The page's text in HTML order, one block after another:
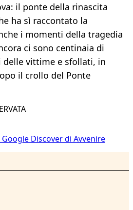
il ponte della rinascita
ha sì raccontato la
i momenti della tragedia
ci sono centinaia di
vittime e sfollati, in
il crollo del Ponte
Discover di Avvenire